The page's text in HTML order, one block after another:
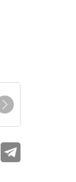
Мы в соцсетях
Телеграм